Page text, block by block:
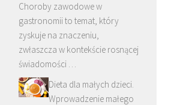
Choroby zawodowe w
gastronomii to temat, który
zyskuje na znaczeniu,
zwłaszcza w kontekście rosnącej
świadomości …
Dieta dla małych dzieci.
Wprowadzenie małego